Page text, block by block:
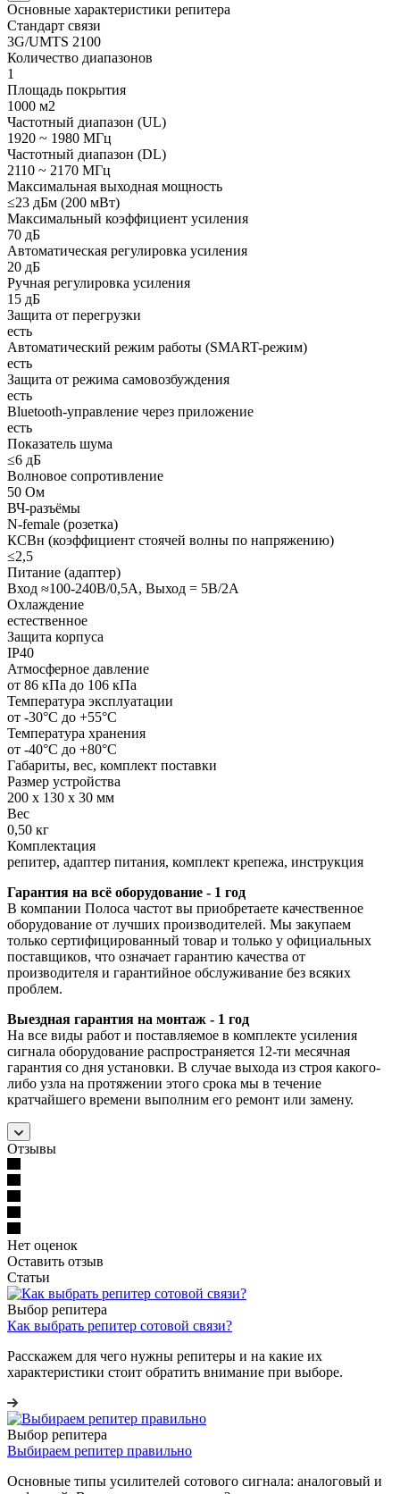
Основные характеристики репитера
Стандарт связи
3G/UMTS 2100
Количество диапазонов
1
Площадь покрытия
1000 м2
Частотный диапазон (UL)
1920 ~ 1980 МГц
Частотный диапазон (DL)
2110 ~ 2170 МГц
Максимальная выходная мощность
≤23 дБм (200 мВт)
Максимальный коэффициент усиления
70 дБ
Автоматическая регулировка усиления
20 дБ
Ручная регулировка усиления
15 дБ
Защита от перегрузки
есть
Автоматический режим работы (SMART-режим)
есть
Защита от режима самовозбуждения
есть
Bluetooth-управление через приложение
есть
Показатель шума
≤6 дБ
Волновое сопротивление
50 Ом
ВЧ-разъёмы
N-female (розетка)
КСВн (коэффициент стоячей волны по напряжению)
≤2,5
Питание (адаптер)
Вход ≈100-240В/0,5А, Выход = 5В/2А
Охлаждение
естественное
Защита корпуса
IP40
Атмосферное давление
от 86 кПа до 106 кПа
Температура эксплуатации
от -30°C до +55°C
Температура хранения
от -40°С до +80°С
Габариты, вес, комплект поставки
Размер устройства
200 х 130 х 30 мм
Вес
0,50 кг
Комплектация
репитер, адаптер питания, комплект крепежа, инструкция
Гарантия на всё оборудование - 1 год
В компании Полоса частот вы приобретаете качественное
оборудование от лучших производителей. Мы закупаем
только сертифицированный товар и только у официальных
поставщиков, что означает гарантию качества от
производителя и гарантийное обслуживание без всяких
проблем.
Выездная гарантия на монтаж - 1 год
На все виды работ и поставляемое в комплекте усиления
сигнала оборудование распространяется 12-ти месячная
гарантия со дня установки. В случае выхода из строя какого-
либо узла на протяжении этого срока мы в течение
кратчайшего времени выполним его ремонт или замену.
Отзывы
Нет оценок
Оставить отзыв
Статьи
Выбор репитера
Как выбрать репитер сотовой связи?
Расскажем для чего нужны репитеры и на какие их
характеристики стоит обратить внимание при выборе.
Выбор репитера
Выбираем репитер правильно
Основные типы усилителей сотового сигнала: аналоговый и